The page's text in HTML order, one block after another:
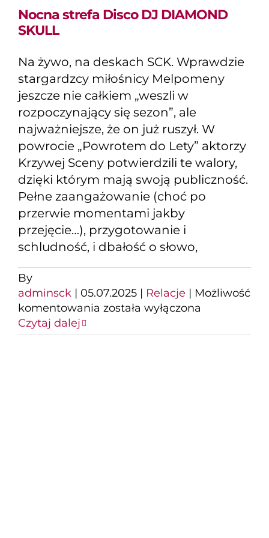
Nocna strefa Disco DJ DIAMOND
SKULL
Na żywo, na deskach SCK. Wprawdzie
stargardzcy miłośnicy Melpomeny
jeszcze nie całkiem „weszli w
rozpoczynający się sezon”, ale
najważniejsze, że on już ruszył. W
powrocie „Powrotem do Lety” aktorzy
Krzywej Sceny potwierdzili te walory,
dzięki którym mają swoją publiczność.
Pełne zaangażowanie (choć po
przerwie momentami jakby
przejęcie…), przygotowanie i
schludność, i dbałość o słowo,
By
adminsck | 05.07.2025 | Relacje | Możliwość
komentowania Nocna
Disco
została wyłączona
Czytaj dalej